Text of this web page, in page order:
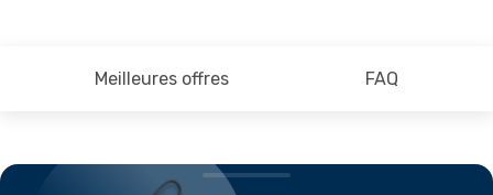
Meilleures offres FAQ